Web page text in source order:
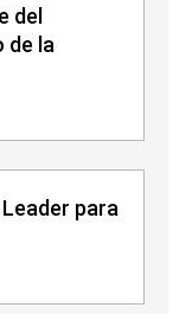
del
de la
para